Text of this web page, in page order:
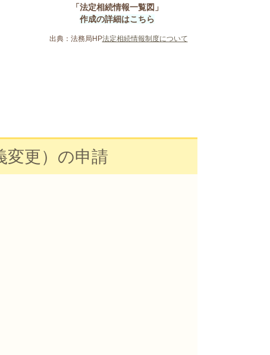
「法定相続情報一覧図」
作成の詳細はこちら
出典：法務局HP法定相続情報制度について
変更）の申請